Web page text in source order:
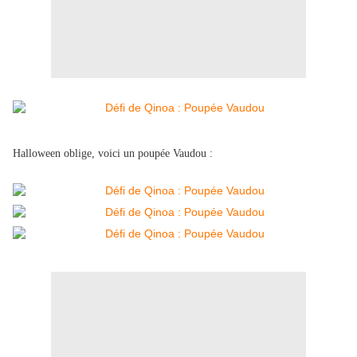
Halloween oblige, voici un poupée Vaudou :